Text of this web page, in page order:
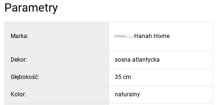
Kolor: sosna atlantycka / czarny
Parametry
Marka: Hanah Home
Dekor: sosna atlantycka
Głębokość: 35 cm
Kolor: naturalny